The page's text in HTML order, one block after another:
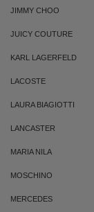
JIMMY CHOO
JUICY COUTURE
KARL LAGERFELD
LACOSTE
LAURA BIAGIOTTI
LANCASTER
MARIA NILA
MOSCHINO
MERCEDES